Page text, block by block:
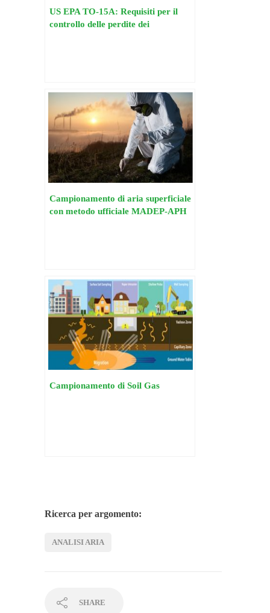
US EPA TO-15A: Requisiti per il
controllo delle perdite dei
Campionamento di aria superficiale
con metodo ufficiale MADEP-APH
Campionamento di Soil Gas
Ricerca per argomento:
ANALISI ARIA
SHARE